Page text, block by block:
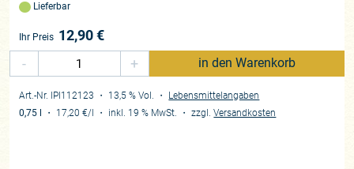
Lieferbar
Ihr Preis 12,90€
-
+ in den Warenkorb
Art.-Nr. IPI112123 ・ 13,5 % Vol. ・ Lebensmittelangaben
0,75 l
・ 17,20 €/l ・ inkl. 19 % MwSt. ・zzgl.Versandkosten